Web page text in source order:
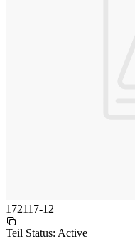
172117-12
Teil Status: Active